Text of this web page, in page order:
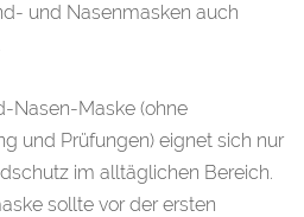
und Nasenmasken auch
Nasen-Maske (ohne
und Prüfungen) eignet sich nur
im alltäglichen Bereich.
sollte vor der ersten